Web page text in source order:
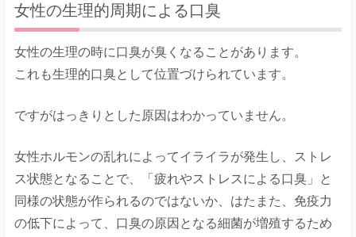
女性の生理的周期による口臭
女性の生理の時に口臭が臭くなることがあります。
これも生理的口臭として位置づけられています。
ですがはっきりとした原因はわかっていません。
女性ホルモンの乱れによってイライラが発生し、ストレ
ス状態となることで、「疲れやストレスによる口臭」と
同様の状態が作られるのではないか、はたまた、免疫力
の低下によって、口臭の原因となる細菌が増殖するため